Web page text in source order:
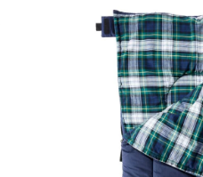
同
じ
ペ
ー
ジ
の
リ
ン
ク。